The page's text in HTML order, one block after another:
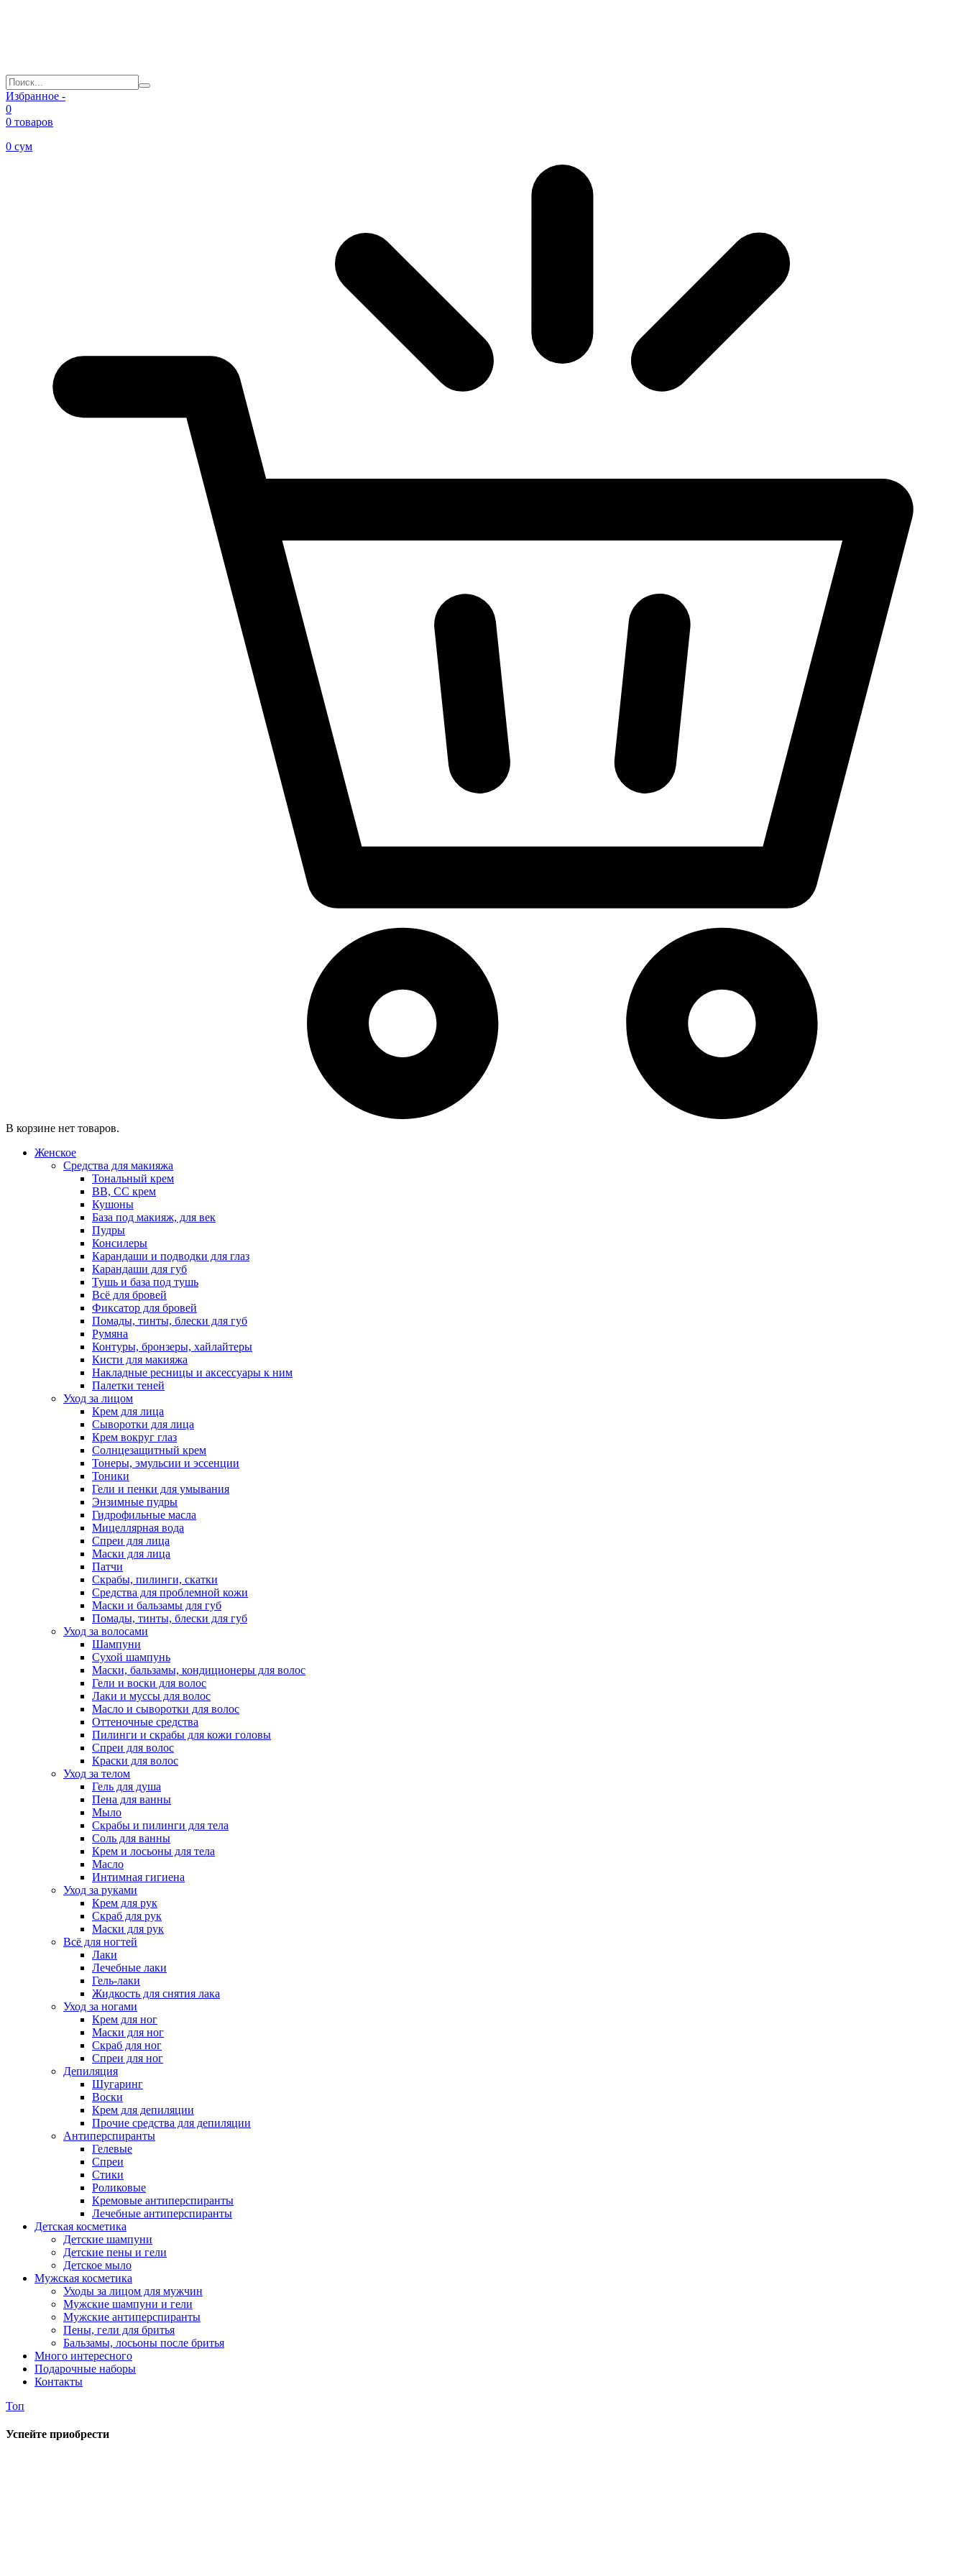
Избранное -
0
0 товаров
0 сум
В корзине нет товаров.
Женское
Средства для макияжа
Тональный крем
BB, CC крем
Кушоны
База под макияж, для век
Пудры
Консилеры
Карандаши и подводки для глаз
Карандаши для губ
Тушь и база под тушь
Всё для бровей
Фиксатор для бровей
Помады, тинты, блески для губ
Румяна
Контуры, бронзеры, хайлайтеры
Кисти для макияжа
Накладные ресницы и аксессуары к ним
Палетки теней
Уход за лицом
Крем для лица
Сыворотки для лица
Крем вокруг глаз
Солнцезащитный крем
Тонеры, эмульсии и эссенции
Тоники
Гели и пенки для умывания
Энзимные пудры
Гидрофильные масла
Мицеллярная вода
Спреи для лица
Маски для лица
Патчи
Скрабы, пилинги, скатки
Средства для проблемной кожи
Маски и бальзамы для губ
Помады, тинты, блески для губ
Уход за волосами
Шампуни
Сухой шампунь
Маски, бальзамы, кондиционеры для волос
Гели и воски для волос
Лаки и муссы для волос
Масло и сыворотки для волос
Оттеночные средства
Пилинги и скрабы для кожи головы
Спреи для волос
Краски для волос
Уход за телом
Гель для душа
Пена для ванны
Мыло
Скрабы и пилинги для тела
Соль для ванны
Крем и лосьоны для тела
Масло
Интимная гигиена
Уход за руками
Крем для рук
Скраб для рук
Маски для рук
Всё для ногтей
Лаки
Лечебные лаки
Гель-лаки
Жидкость для снятия лака
Уход за ногами
Крем для ног
Маски для ног
Скраб для ног
Спреи для ног
Депиляция
Шугаринг
Воски
Крем для депиляции
Прочие средства для депиляции
Антиперспиранты
Гелевые
Спреи
Стики
Роликовые
Кремовые антиперспиранты
Лечебные антиперспиранты
Детская косметика
Детские шампуни
Детские пены и гели
Детское мыло
Мужская косметика
Уходы за лицом для мужчин
Мужские шампуни и гели
Мужские антиперспиранты
Пены, гели для бритья
Бальзамы, лосьоны после бритья
Много интересного
Подарочные наборы
Контакты
Топ
Успейте приобрести